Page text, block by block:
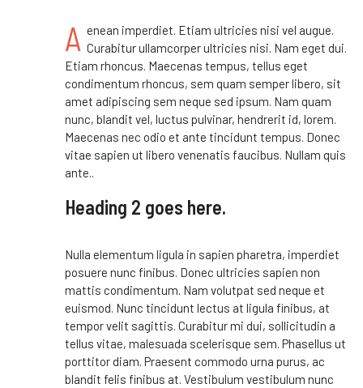
A enean imperdiet. Etiam ultricies nisi vel augue.
Curabitur ullamcorper ultricies nisi. Nam eget dui.
Etiam rhoncus. Maecenas tempus, tellus eget
condimentum rhoncus, sem quam semper libero, sit
amet adipiscing sem neque sed ipsum. Nam quam
nunc, blandit vel, luctus pulvinar, hendrerit id, lorem.
Maecenas nec odio et ante tincidunt tempus. Donec
vitae sapien ut libero venenatis faucibus. Nullam quis
ante..
Heading 2 goes here.
Nulla elementum ligula in sapien pharetra, imperdiet
posuere nunc finibus. Donec ultricies sapien non
mattis condimentum. Nam volutpat sed neque et
euismod. Nunc tincidunt lectus at ligula finibus, at
tempor velit sagittis. Curabitur mi dui, sollicitudin a
tellus vitae, malesuada scelerisque sem. Phasellus ut
porttitor diam. Praesent commodo urna purus, ac
blandit felis finibus at. Vestibulum vestibulum nunc